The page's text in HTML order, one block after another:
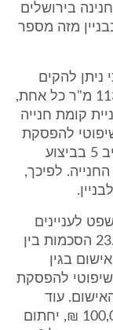
חנינה בירושלים
ומתגוררים בבניין מזה מספר
המשיב 5 קבע כי ניתן להקים
בנכס בניין בן ארבע קומות בשטח של 113 מ"ר כל אחת,
חנייה. משהחל המשיב 5 בבניית קומת חנייה
הוצא ביום 9.6.2004 צו שיפוטי להפסקת
עבודה. בניגוד לצו האמור, המשיך המשיב 5 בביצוע
לפיכך,
לעניינים
מקומיים בירושלים, הושגו ביום 23.9.2004 הסכמות בין
5 יוגש כתב אישום בגין
להפסקת
כתב האישום. עוד
הוסכם כי המשיב 5 ישלם קנס בסך 100,000 ₪, יחתום